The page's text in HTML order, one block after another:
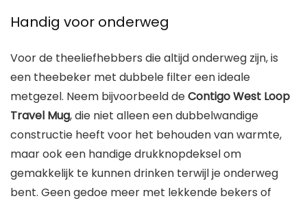
Handig voor onderweg
Voor de theeliefhebbers die altijd onderweg zijn, is
een theebeker met dubbele filter een ideale
metgezel. Neem bijvoorbeeld deContigo West Loop
Travel Mug, die niet alleen een dubbelwandige
constructie heeft voor het behouden van warmte,
maar ook een handige drukknopdeksel om
gemakkelijk te kunnen drinken terwijl je onderweg
bent. Geen gedoe meer met lekkende bekers of